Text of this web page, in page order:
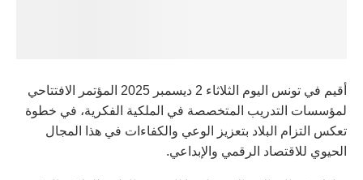
أقيم في تونس اليوم الثلاثاء 2 ديسمبر 2025 المؤتمر الافتتاحي
لمؤسسات التدريب المتخصصة في الملكية الفكرية، في خطوة
تعكس التزام البلاد بتعزيز الوعي والكفاءات في هذا المجال
الحيوي للاقتصاد الرقمي والإبداعي.